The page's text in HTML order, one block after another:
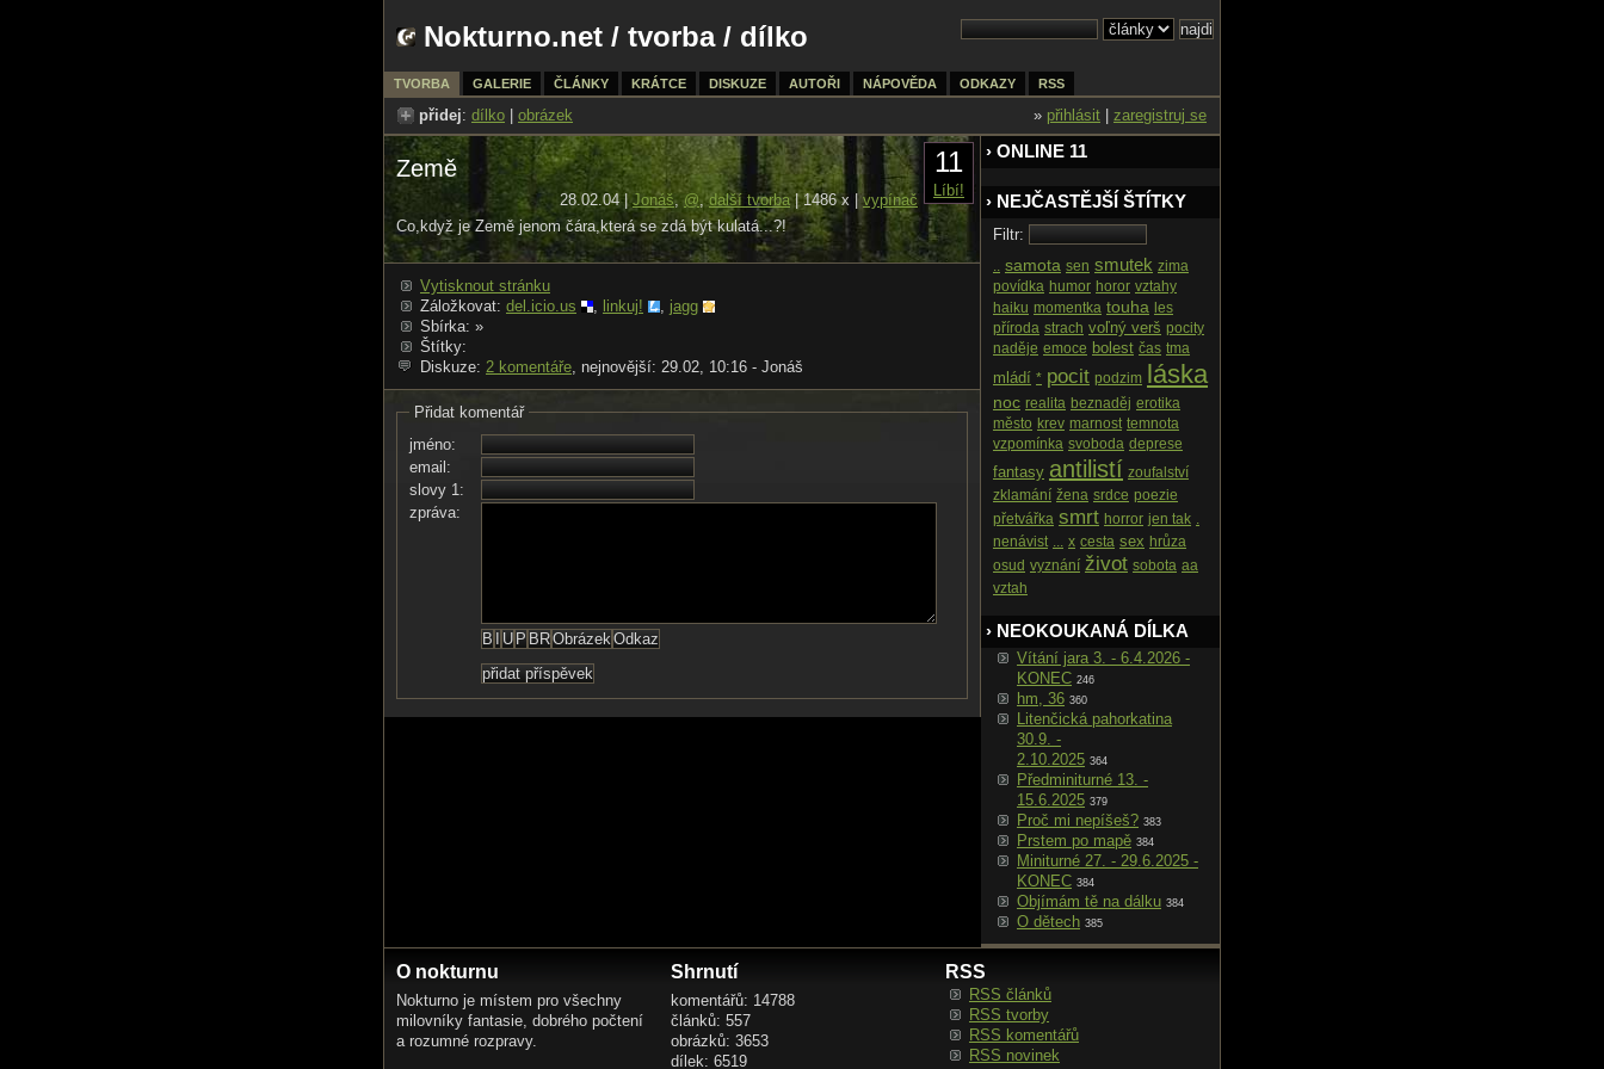
Nokturno.net / tvorba/ dílko
TVORBA GALERIE ČLÁNKY KRÁTCE DISKUZE AUTOŘI NÁPOVĚDA ODKAZY RSS
přidej: dílko obrázek » přihlásit zaregistruj se
11
Líbí!
Země
28.02.04 |Jonáš, @,další tvorba| 1486 x |vypínač
Co,když je Země jenom čára,která se zdá být kulatá...?!
Vytisknout stránku
Záložkovat: del.icio.us , linkuj! , jagg
Sbírka: »
Štítky:
Diskuze: 2 komentáře, nejnovější: 29.02, 10:16 - Jonáš
Přidat komentář
jméno:
email:
slovy 1:
zpráva:
› ONLINE 11
› NEJČASTĚJŠÍ ŠTÍTKY
Filtr:
.. samota sen smutek zima
povídka humor horor vztahy
haiku momentka touha les
příroda strach voľný verš pocity
naděje emoce bolest čas tma
mládí * pocit podzim láska
noc realita beznaděj erotika
město krev marnost temnota
vzpomínka svoboda deprese
fantasy antilistí zoufalství
zklamání žena srdce poezie
přetvářka smrt horror jen tak .
nenávist ... x cesta sex hrůza
osud vyznání život sobota aa
vztah
› NEOKOUKANÁ DÍLKA
Vítání jara 3. - 6.4.2026 -
KONEC 246
hm, 36 360
Litenčická pahorkatina
30.9. -
2.10.2025 364
Předminiturné 13. -
15.6.2025 379
Proč mi nepíšeš? 383
Prstem po mapě 384
Miniturné 27. - 29.6.2025 -
KONEC 384
Objímám tě na dálku 384
O dětech 385
O nokturnu
Nokturno je místem pro všechny
milovníky fantasie, dobrého počtení
a rozumné rozpravy.
Shrnutí
komentářů: 14788
článků: 557
obrázků: 3653
dílek: 6519
RSS
RSS článků
RSS tvorby
RSS komentářů
RSS novinek